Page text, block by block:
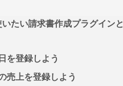
たい請求書作成プラグインと
を登録しよう
売上を登録しよう